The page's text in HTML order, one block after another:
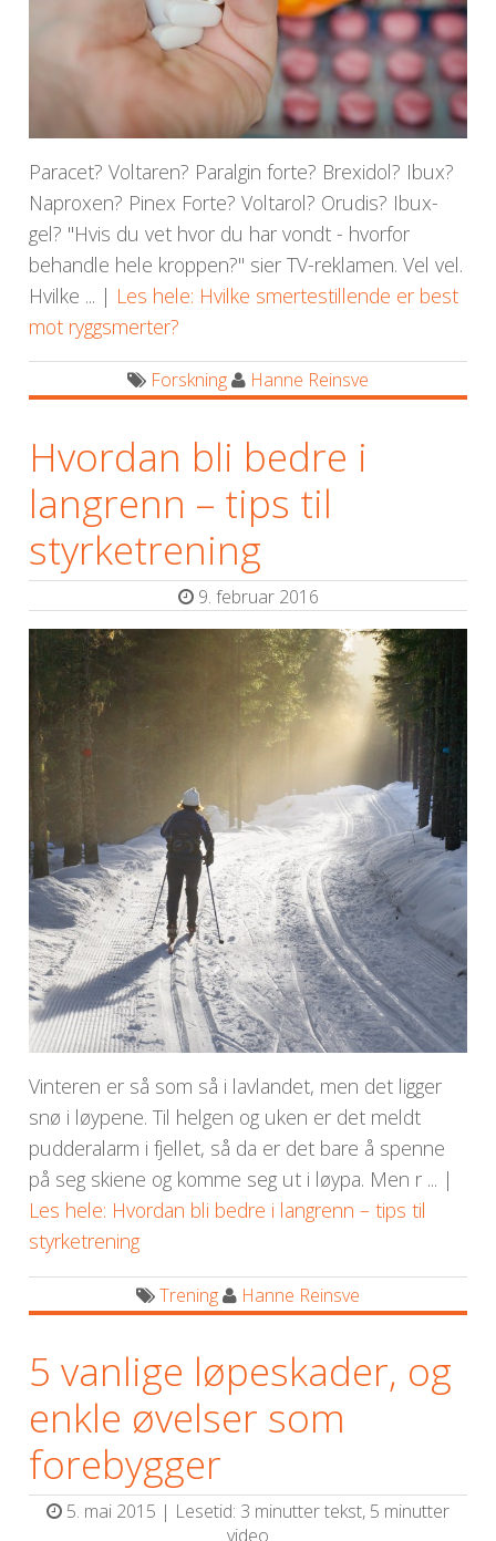
Paracet? Voltaren? Paralgin forte? Brexidol? Ibux?
Naproxen? Pinex Forte? Voltarol? Orudis? Ibux-
gel? "Hvis du vet hvor du har vondt - hvorfor
behandle hele kroppen?" sier TV-reklamen. Vel vel.
Hvilke ... | Les hele: Hvilke smertestillende er best
mot ryggsmerter?
Forskning Hanne Reinsve
Hvordan bli bedre i
langrenn – tips til
styrketrening
9. februar 2016
Vinteren er så som så i lavlandet, men det ligger
snø i løypene. Til helgen og uken er det meldt
pudderalarm i fjellet, så da er det bare å spenne
på seg skiene og komme seg ut i løypa. Men r ... |
Les hele: Hvordan bli bedre i langrenn – tips til
styrketrening
Trening Hanne Reinsve
5 vanlige løpeskader, og
enkle øvelser som
forebygger
5. mai 2015 | Lesetid: 3 minutter tekst, 5 minutter
video